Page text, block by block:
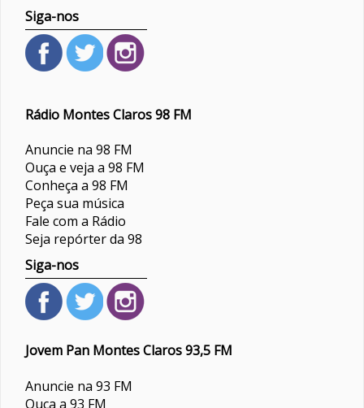
Siga-nos
Rádio Montes Claros 98 FM
Anuncie na 98 FM
Ouça e veja a 98 FM
Conheça a 98 FM
Peça sua música
Fale com a Rádio
Seja repórter da 98
Siga-nos
Jovem Pan Montes Claros 93,5 FM
Anuncie na 93 FM
Ouça a 93 FM